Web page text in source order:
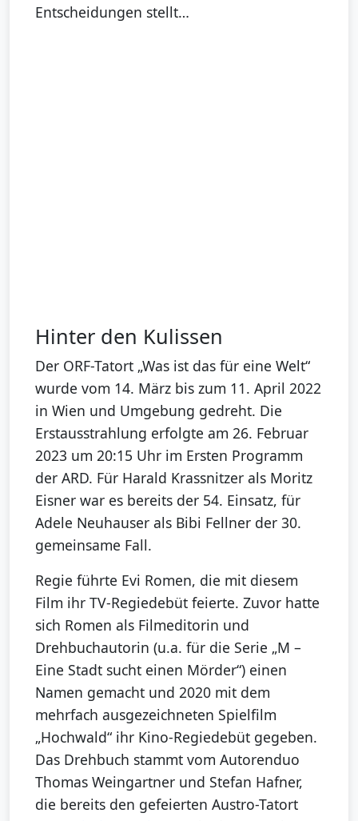
Entscheidungen stellt…
Hinter den Kulissen
Der ORF-Tatort „Was ist das für eine Welt“
wurde vom 14. März bis zum 11. April 2022
in Wien und Umgebung gedreht. Die
Erstausstrahlung erfolgte am 26. Februar
2023 um 20:15 Uhr im Ersten Programm
der ARD. Für Harald Krassnitzer als Moritz
Eisner war es bereits der 54. Einsatz, für
Adele Neuhauser als Bibi Fellner der 30.
gemeinsame Fall.
Regie führte Evi Romen, die mit diesem
Film ihr TV-Regiedebüt feierte. Zuvor hatte
sich Romen als Filmeditorin und
Drehbuchautorin (u.a. für die Serie „M –
Eine Stadt sucht einen Mörder“) einen
Namen gemacht und 2020 mit dem
mehrfach ausgezeichneten Spielfilm
„Hochwald“ ihr Kino-Regiedebüt gegeben.
Das Drehbuch stammt vom Autorenduo
Thomas Weingartner und Stefan Hafner,
die bereits den gefeierten Austro-Tatort